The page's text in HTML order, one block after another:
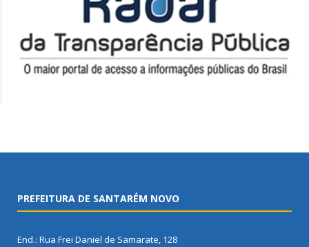
PREFEITURA DE SANTARÉM NOVO
End.: Rua Frei Daniel de Samarate, 128